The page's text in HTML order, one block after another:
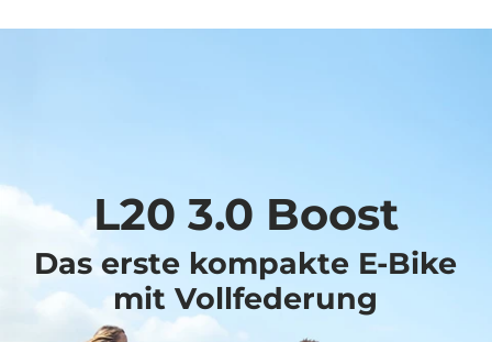
L20 3.0 Boost
Das erste kompakte E-Bike
mit Vollfederung